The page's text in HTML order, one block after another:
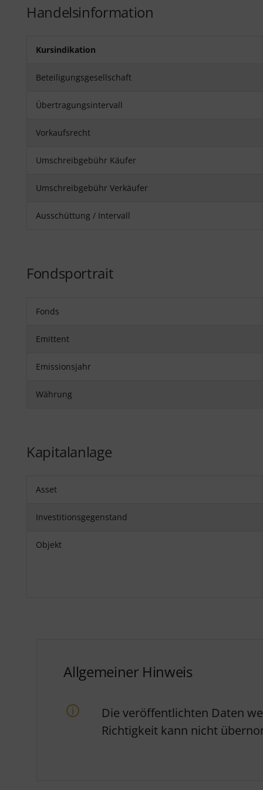
Handelsinformation
Kursindikation
Beteiligungsgesellschaft
Übertragungsintervall
Vorkaufsrecht
Umschreibgebühr Käufer
Umschreibgebühr Verkäufer
Ausschüttung / Intervall
Fondsportrait
Fonds
Emittent
Emissionsjahr
Währung
Kapitalanlage
Asset
Investitionsgegenstand
Objekt
Allgemeiner Hinweis
Die veröffentlichten Daten
Richtigkeit kann nicht